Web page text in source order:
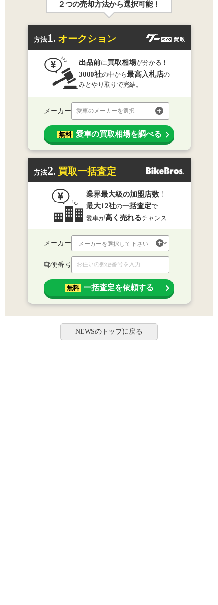
２つの売却方法から選択可能！
方法1. オークション
出品前に買取相場が分かる！
3000社の中から最高入札店の
みとやり取りで完結。
メーカー 愛車のメーカーを選択
無料 愛車の買取相場を調べる
方法2. 買取一括査定
業界最大級の加盟店数！
最大12社の一括査定で
愛車が高く売れるチャンス
メーカー
郵便番号
無料 一括査定を依頼する
NEWSのトップに戻る